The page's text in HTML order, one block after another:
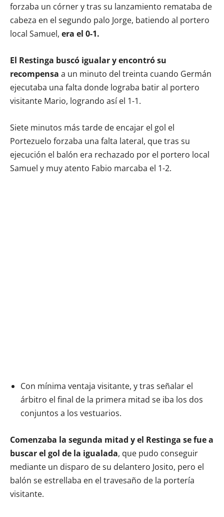
forzaba un córner y tras su lanzamiento remataba de
cabeza en el segundo palo Jorge, batiendo al portero
local Samuel, era el 0-1.
El Restinga buscó igualar y encontró su
recompensa a un minuto del treinta cuando Germán
ejecutaba una falta donde lograba batir al portero
visitante Mario, logrando así el 1-1.
Siete minutos más tarde de encajar el gol el
Portezuelo forzaba una falta lateral, que tras su
ejecución el balón era rechazado por el portero local
Samuel y muy atento Fabio marcaba el 1-2.
Con mínima ventaja visitante, y tras señalar el
árbitro el final de la primera mitad se iba los dos
conjuntos a los vestuarios.
Comenzaba la segunda mitad y el Restinga se fue a
buscar el gol de la igualada, que pudo conseguir
mediante un disparo de su delantero Josito, pero el
balón se estrellaba en el travesaño de la portería
visitante.